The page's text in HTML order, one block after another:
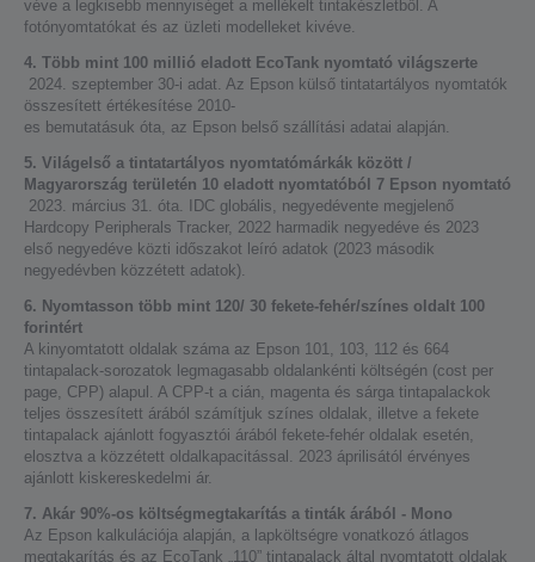
véve a legkisebb mennyiséget a mellékelt tintakészletből. A
fotónyomtatókat és az üzleti modelleket kivéve.
4. Több mint 100 millió eladott EcoTank nyomtató világszerte
2024. szeptember 30-i adat. Az Epson külső tintatartályos nyomtatók
összesített értékesítése 2010-
es bemutatásuk óta, az Epson belső szállítási adatai alapján.
5. Világelső a tintatartályos nyomtatómárkák között /
Magyarország területén 10 eladott nyomtatóból 7 Epson nyomtató
2023. március 31. óta. IDC globális, negyedévente megjelenő
Hardcopy Peripherals Tracker, 2022 harmadik negyedéve és 2023
első negyedéve közti időszakot leíró adatok (2023 második
negyedévben közzétett adatok).
6. Nyomtasson több mint 120/ 30 fekete-fehér/színes oldalt 100
forintért
A kinyomtatott oldalak száma az Epson 101, 103, 112 és 664
tintapalack-sorozatok legmagasabb oldalankénti költségén (cost per
page, CPP) alapul. A CPP-t a cián, magenta és sárga tintapalackok
teljes összesített árából számítjuk színes oldalak, illetve a fekete
tintapalack ajánlott fogyasztói árából fekete-fehér oldalak esetén,
elosztva a közzétett oldalkapacitással. 2023 áprilisától érvényes
ajánlott kiskereskedelmi ár.
7. Akár 90%-os költségmegtakarítás a tinták árából - Mono
Az Epson kalkulációja alapján, a lapköltségre vonatkozó átlagos
megtakarítás és az EcoTank „110” tintapalack által nyomtatott oldalak